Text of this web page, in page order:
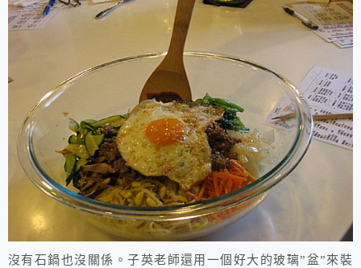
沒有石鍋也沒關係。子英老師還用一個好大的玻璃”盆”來裝